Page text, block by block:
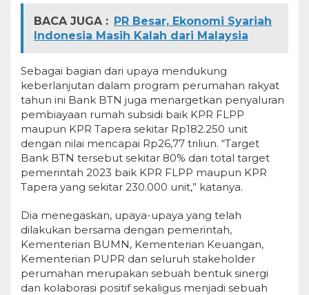
BACA JUGA : PR Besar, Ekonomi Syariah
Indonesia Masih Kalah dari Malaysia
Sebagai bagian dari upaya mendukung
keberlanjutan dalam program perumahan rakyat
tahun ini Bank BTN juga menargetkan penyaluran
pembiayaan rumah subsidi baik KPR FLPP
maupun KPR Tapera sekitar Rp182.250 unit
dengan nilai mencapai Rp26,77 triliun. “Target
Bank BTN tersebut sekitar 80% dari total target
pemerintah 2023 baik KPR FLPP maupun KPR
Tapera yang sekitar 230.000 unit,” katanya.
Dia menegaskan, upaya-upaya yang telah
dilakukan bersama dengan pemerintah,
Kementerian BUMN, Kementerian Keuangan,
Kementerian PUPR dan seluruh stakeholder
perumahan merupakan sebuah bentuk sinergi
dan kolaborasi positif sekaligus menjadi sebuah